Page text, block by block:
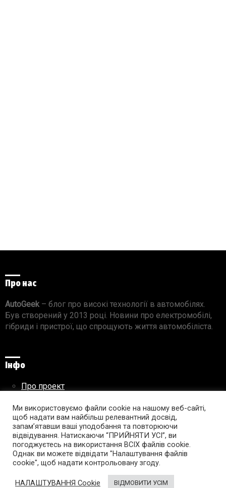
Про нас
AutoGeek– блог про високі технології в автомобілях.
Був створений у 2013 році. Новини про електромобілі,
гібриди і пристрої, що спрощують життя автомобіліста.
Інфо
Про проект
Правила використання матеріалів
Підпишись на AutoGeek!
facebooktwitter instagramyoutube tumblr linkedin
Ми використовуємо файли cookie на нашому веб-сайті,
щоб надати вам найбільш релевантний досвід,
запам’ятавши ваші уподобання та повторюючи
відвідування. Натискаючи “ПРИЙНЯТИ УСІ”, ви
погоджуєтесь на використання ВСІХ файлів cookie.
Однак ви можете відвідати "Налаштування файлів
cookie", щоб надати контрольовану згоду.
НАЛАШТУВАННЯ Cookie ВІДМОВИТИ УСІМ